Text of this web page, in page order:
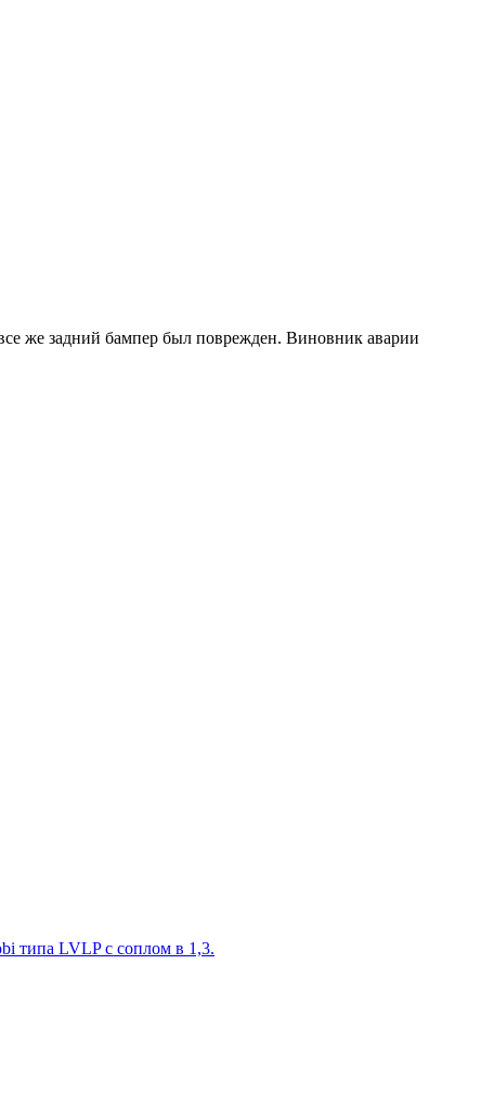
же задний бампер был поврежден. Виновник аварии
типа LVLP с соплом в 1,3.